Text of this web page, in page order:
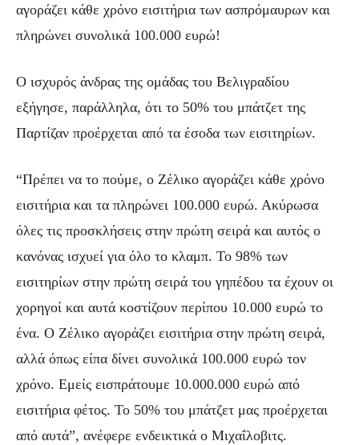
αγοράζει κάθε χρόνο εισιτήρια των ασπρόμαυρων και
πληρώνει συνολικά 100.000 ευρώ!
Ο ισχυρός άνδρας της ομάδας του Βελιγραδίου
εξήγησε, παράλληλα, ότι το 50% του μπάτζετ της
Παρτίζαν προέρχεται από τα έσοδα των εισιτηρίων.
“Πρέπει να το πούμε, ο Ζέλικο αγοράζει κάθε χρόνο
εισιτήρια και τα πληρώνει 100.000 ευρώ. Ακύρωσα
όλες τις προσκλήσεις στην πρώτη σειρά και αυτός ο
κανόνας ισχυεί για όλο το κλαμπ. Το 98% των
εισιτηρίων στην πρώτη σειρά του γηπέδου τα έχουν οι
χορηγοί και αυτά κοστίζουν περίπου 10.000 ευρώ το
ένα. Ο Ζέλικο αγοράζει εισιτήρια στην πρώτη σειρά,
αλλά όπως είπα δίνει συνολικά 100.000 ευρώ τον
χρόνο. Εμείς εισπράτουμε 10.000.000 ευρώ από
εισιτήρια φέτος. Το 50% του μπάτζετ μας προέρχεται
από αυτά”, ανέφερε ενδεικτικά ο Μιχαΐλοβιτς.